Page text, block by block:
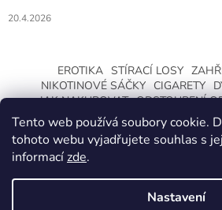
Tento web používá soubory cookie.
tohoto webu vyjadřujete souhlas s
informacízde.
Nastavení
20.4.2026
EROTIKA STÍRACÍ LOSY
NIKOTINOVÉ SÁČKY CIGARETY
JAK NAKUPOVAT ODSTOUPENÍ
Vytvořil